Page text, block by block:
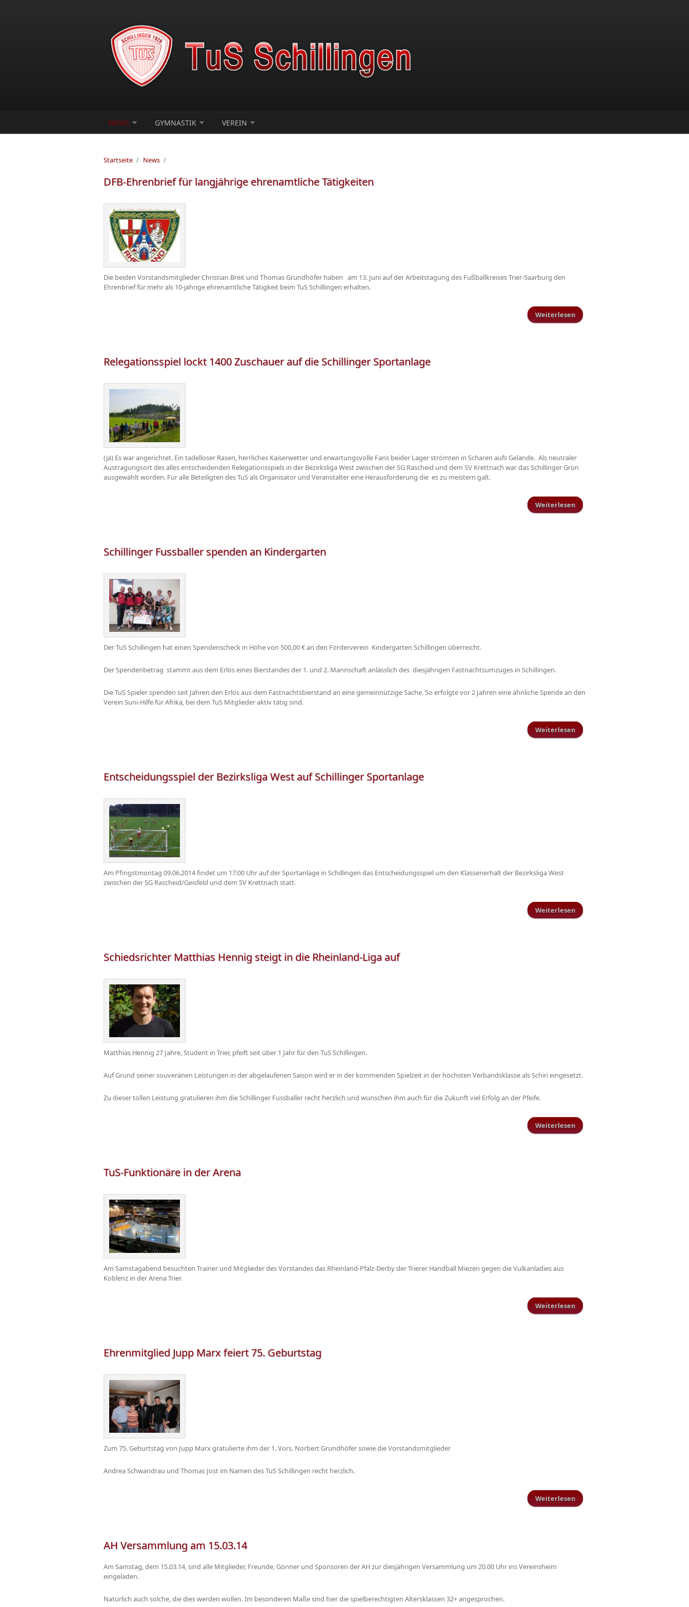
NEWS GYMNASTIK VEREIN
Startseite / News /
DFB-Ehrenbrief für langjährige ehrenamtliche Tätigkeiten
Die beiden Vorstandsmitglieder Christian Breit und Thomas Grundhöfer haben am 13. Juni auf der Arbeitstagung des Fußballkreises Trier-Saarburg den
Ehrenbrief für mehr als 10-jährige ehrenamtliche Tätigkeit beim TuS Schillingen erhalten.
Weiterlesen
Relegationsspiel lockt 1400 Zuschauer auf die Schillinger Sportanlage
(ja) Es war angerichtet. Ein tadelloser Rasen, herrliches Kaiserwetter und erwartungsvolle Fans beider Lager strömten in Scharen aufs Gelände. Als neutraler
Austragungsort des alles entscheidenden Relegationsspiels in der Bezirksliga West zwischen der SG Rascheid und dem SV Krettnach war das Schillinger Grün
ausgewählt worden. Für alle Beteiligten des TuS als Organisator und Veranstalter eine Herausforderung die es zu meistern galt.
Weiterlesen
Schillinger Fussballer spenden an Kindergarten
Der TuS Schillingen hat einen Spendenscheck in Höhe von 500,00 € an den Förderverein Kindergarten Schillingen überreicht.
Der Spendenbetrag stammt aus dem Erlös eines Bierstandes der 1. und 2. Mannschaft anlässlich des diesjährigen Fastnachtsumzuges in Schillingen.
Die TuS Spieler spenden seit Jahren den Erlös aus dem Fastnachtsbierstand an eine gemeinnützige Sache. So erfolgte vor 2 Jahren eine ähnliche Spende an den
Verein Suni-Hilfe für Afrika, bei dem TuS Mitglieder aktiv tätig sind.
Weiterlesen
Entscheidungsspiel der Bezirksliga West auf Schillinger Sportanlage
Am Pfingstmontag 09.06.2014 findet um 17:00 Uhr auf der Sportanlage in Schillingen das Entscheidungsspiel um den Klassenerhalt der Bezirksliga West
zwischen der SG Rascheid/Geisfeld und dem SV Krettnach statt.
Weiterlesen
Schiedsrichter Matthias Hennig steigt in die Rheinland-Liga auf
Matthias Hennig 27 Jahre, Student in Trier, pfeift seit über 1 Jahr für den TuS Schillingen.
Auf Grund seiner souveränen Leistungen in der abgelaufenen Saison wird er in der kommenden Spielzeit in der höchsten Verbandsklasse als Schiri eingesetzt.
Zu dieser tollen Leistung gratulieren ihm die Schillinger Fussballer recht herzlich und wünschen ihm auch für die Zukunft viel Erfolg an der Pfeife.
Weiterlesen
TuS-Funktionäre in der Arena
Am Samstagabend besuchten Trainer und Mitglieder des Vorstandes das Rheinland-Pfalz-Derby der Trierer Handball Miezen gegen die Vulkanladies aus
Koblenz in der Arena Trier.
Weiterlesen über TuS-Funktionäre in der Arena
Ehrenmitglied Jupp Marx feiert 75. Geburtstag
Zum 75. Geburtstag von Jupp Marx gratulierte ihm der 1. Vors. Norbert Grundhöfer sowie die Vorstandsmitglieder
Andrea Schwandrau und Thomas Jost im Namen des TuS Schillingen recht herzlich.
Weiterlesen
AH Versammlung am 15.03.14
Am Samstag, dem 15.03.14, sind alle Mitglieder, Freunde, Gönner und Sponsoren der AH zur diesjährigen Versammlung um 20.00 Uhr ins Vereinsheim
eingeladen.
Natürlich auch solche, die dies werden wollen. Im besonderen Maße sind hier die spielberechtigten Altersklassen 32+ angesprochen.